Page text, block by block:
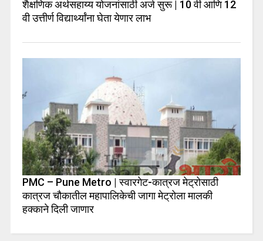
शैक्षणिक अर्थसहाय्य योजनांसाठी अर्ज सुरू | 10 वी आणि 12
वी उत्तीर्ण विद्यार्थ्यांना घेता येणार लाभ
PMC – Pune Metro | स्वारगेट-कात्रज मेट्रोसाठी
कात्रज चौकातील महापालिकेची जागा मेट्रोला मालकी
हक्काने दिली जाणार